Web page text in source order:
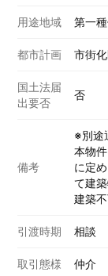
用途地域 第一
都市計画 市街
国土法届
出要否
否
備考
※別途
本物
に定
て建
建築
引渡時期 相談
取引態様 仲介